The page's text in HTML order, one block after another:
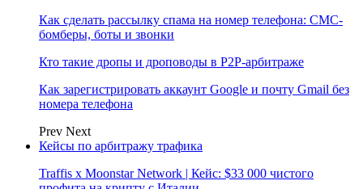
Как сделать рассылку спама на номер телефона: СМС-
бомберы, боты и звонки
Кто такие дропы и дроповоды в P2P-арбитраже
Как зарегистрировать аккаунт Google и почту Gmail без
номера телефона
Prev Next
Кейсы по арбитражу трафика
Traffis x Moonstar Network | Кейс: $33 000 чистого